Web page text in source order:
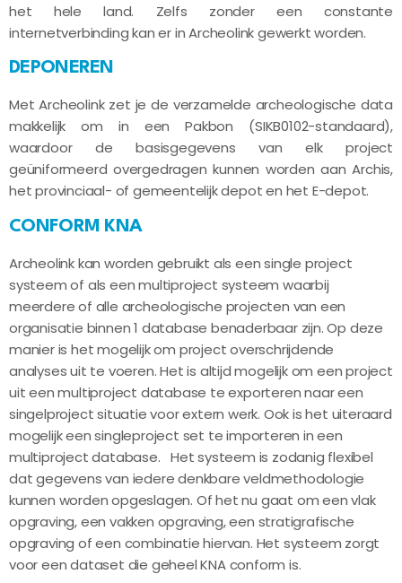
het hele land. Zelfs zonder een constante
internetverbinding kan er in Archeolink gewerkt worden.
DEPONEREN
Met Archeolink zet je de verzamelde archeologische data
makkelijk om in een Pakbon (SIKB0102-standaard),
waardoor de basisgegevens van elk project
geüniformeerd overgedragen kunnen worden aan Archis,
het provinciaal- of gemeentelijk depot en het E-depot.
CONFORM KNA
Archeolink kan worden gebruikt als een single project
systeem of als een multiproject systeem waarbij
meerdere of alle archeologische projecten van een
organisatie binnen 1 database benaderbaar zijn. Op deze
manier is het mogelijk om project overschrijdende
analyses uit te voeren. Het is altijd mogelijk om een project
uit een multiproject database te exporteren naar een
singelproject situatie voor extern werk. Ook is het uiteraard
mogelijk een singleproject set te importeren in een
multiproject database. Het systeem is zodanig flexibel
dat gegevens van iedere denkbare veldmethodologie
kunnen worden opgeslagen. Of het nu gaat om een vlak
opgraving, een vakken opgraving, een stratigrafische
opgraving of een combinatie hiervan. Het systeem zorgt
voor een dataset die geheel KNA conform is.